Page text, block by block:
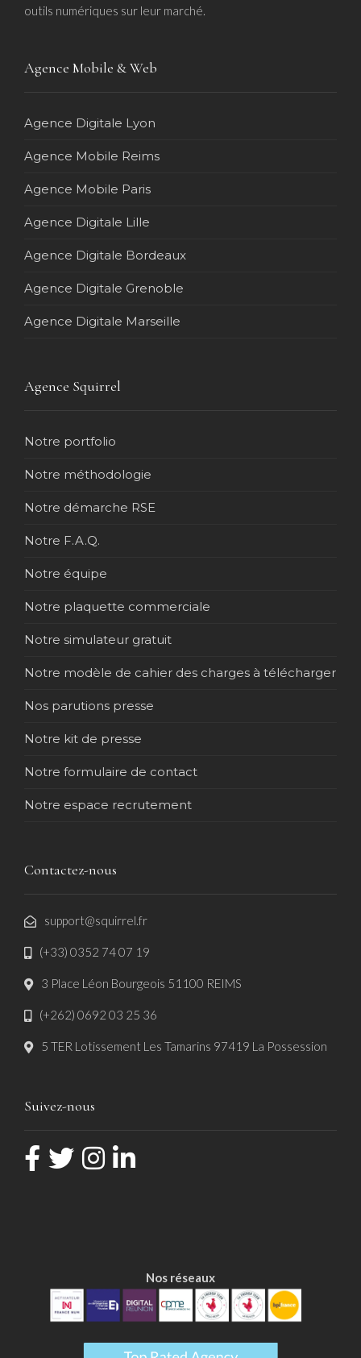
outils numériques sur leur marché.
Agence Mobile & Web
Agence Digitale Lyon
Agence Mobile Reims
Agence Mobile Paris
Agence Digitale Lille
Agence Digitale Bordeaux
Agence Digitale Grenoble
Agence Digitale Marseille
Agence Squirrel
Notre portfolio
Notre méthodologie
Notre démarche RSE
Notre F.A.Q.
Notre équipe
Notre plaquette commerciale
Notre simulateur gratuit
Notre modèle de cahier des charges à télécharger
Nos parutions presse
Notre kit de presse
Notre formulaire de contact
Notre espace recrutement
Contactez-nous
support@squirrel.fr
(+33) 0352 74 07 19
3 Place Léon Bourgeois 51100 REIMS
(+262) 0692 03 25 36
5 TER Lotissement Les Tamarins 97419 La Possession
Suivez-nous
Nos réseaux